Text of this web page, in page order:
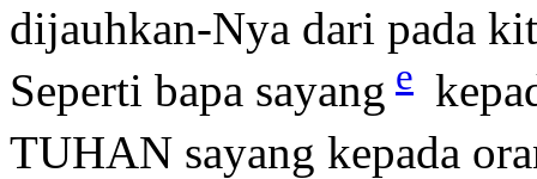
dijauhkan-Nya dari pada
Seperti bapa sayang e
TUHAN sayang kepada